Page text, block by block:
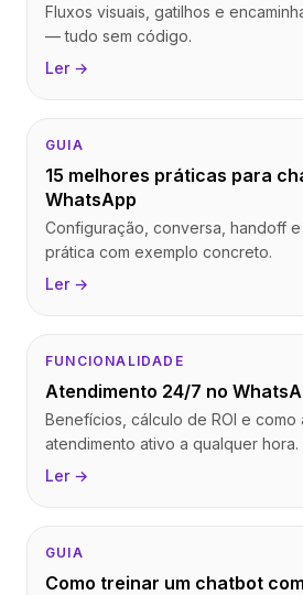
Fluxos visuais, gatilhos e
— tudo sem código.
Ler →
GUIA
15 melhores práticas para
WhatsApp
Configuração, conversa, handoff
prática com exemplo concreto.
Ler →
FUNCIONALIDADE
Atendimento 24/7 no
Benefícios, cálculo de ROI e como
atendimento ativo a qualquer hora.
Ler →
GUIA
Como treinar um chatbot